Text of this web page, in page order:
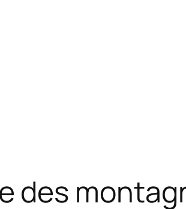
des